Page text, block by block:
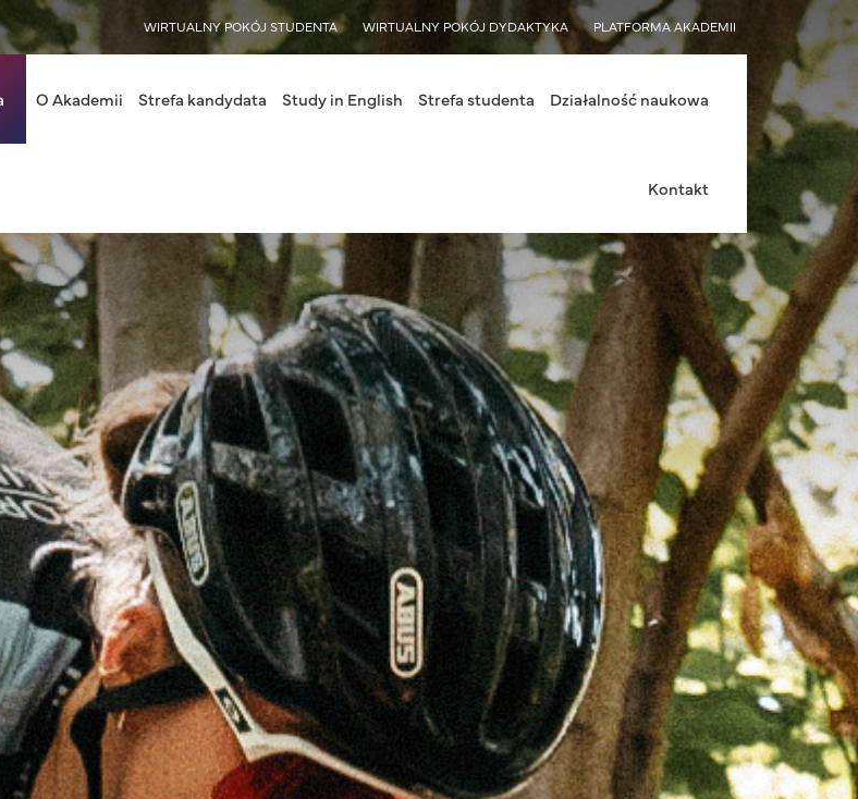
WIRTUALNY POKÓJ STUDENTA WIRTUALNY POKÓJ DYDAKTYKA PLATFORMA AKADEMII
O Akademii Strefa kandydata Study in English Strefa studenta Działalność naukowa
Kontakt